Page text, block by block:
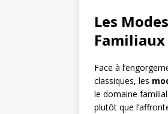
Les
Familiaux
Face à
classiques, les
le domaine
plutôt que